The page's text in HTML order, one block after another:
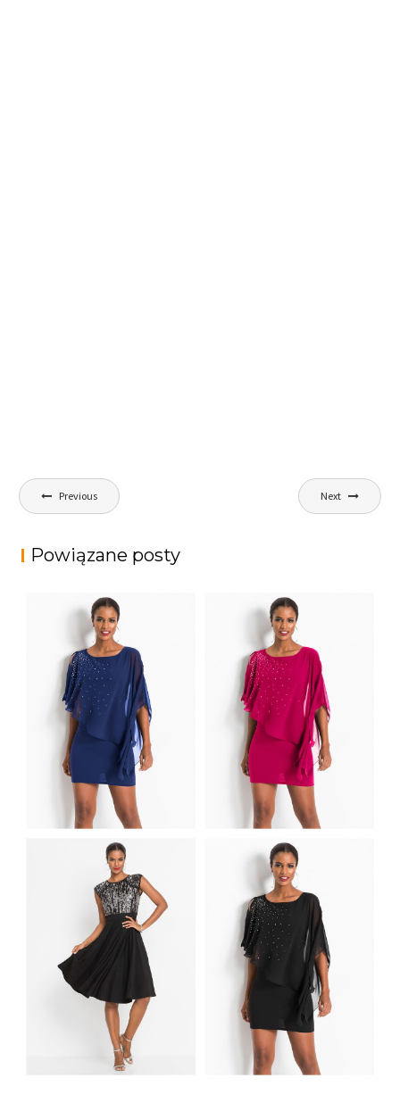
Nawigacja
wpisu
Previous Next
Powiązane posty
MINI SUKIENKA
WIECZOROWA
POŁYSKUJĄCA
CZERWONA
MINI SUKIENKA
WIECZOROWA
POŁYSKUJĄCA
NIEBIESKA
MINI SUKIENKA
ROZKLOSZOWANA